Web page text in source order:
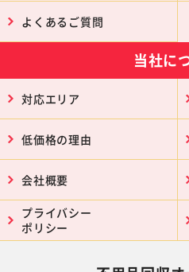
よくあるご質問
当社に
対応エリア
低価格の理由
会社概要
プライバシー
ポリシー